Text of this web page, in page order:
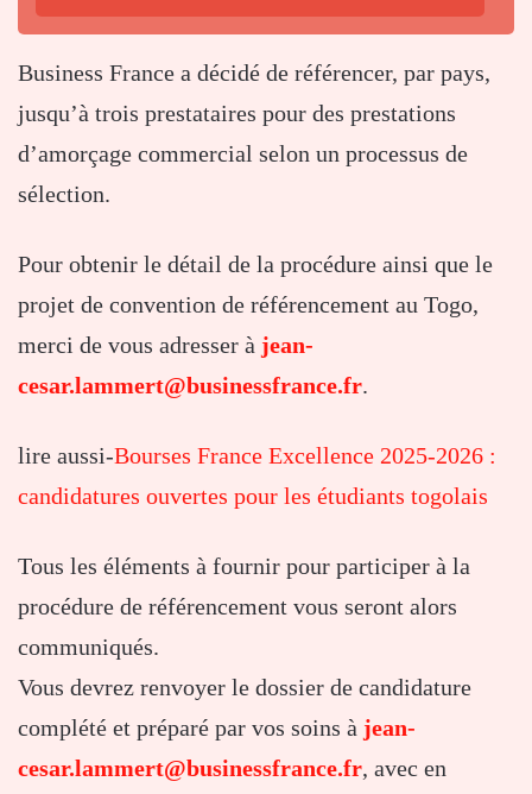
Business France a décidé de référencer, par pays,
jusqu’à trois prestataires pour des prestations
d’amorçage commercial selon un processus de
sélection.
Pour obtenir le détail de la procédure ainsi que le
projet de convention de référencement au Togo,
merci de vous adresser à jean-
cesar.lammert@businessfrance.fr.
lire aussi-Bourses France Excellence 2025-2026 :
candidatures ouvertes pour les étudiants togolais
Tous les éléments à fournir pour participer à la
procédure de référencement vous seront alors
communiqués.
Vous devrez renvoyer le dossier de candidature
complété et préparé par vos soins à jean-
cesar.lammert@businessfrance.fr, avec en